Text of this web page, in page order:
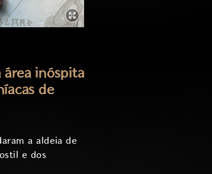
inóspita
de
a aldeia de
e dos